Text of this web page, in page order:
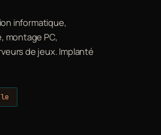
informatique,
montage PC,
de jeux. Implanté